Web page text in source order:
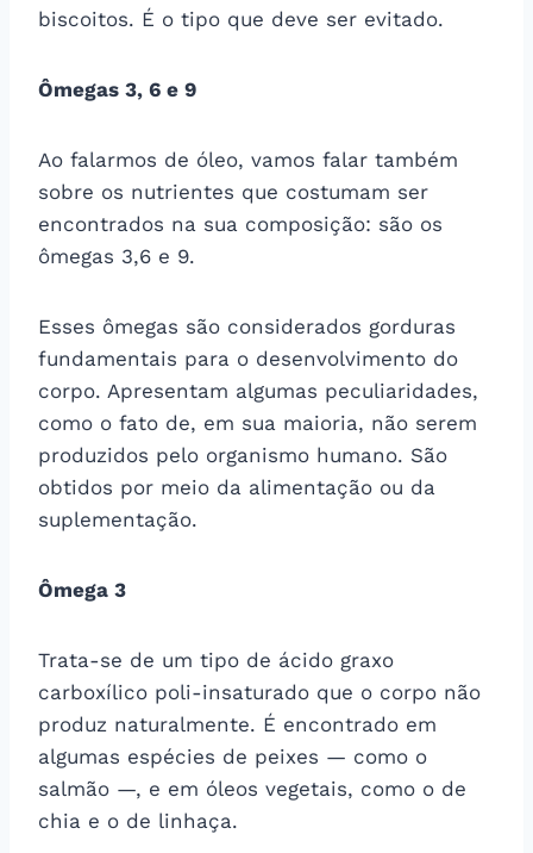
biscoitos. É o tipo que deve ser evitado.
Ômegas 3, 6 e 9
Ao falarmos de óleo, vamos falar também
sobre os nutrientes que costumam ser
encontrados na sua composição: são os
ômegas 3,6 e 9.
Esses ômegas são considerados gorduras
fundamentais para o desenvolvimento do
corpo. Apresentam algumas peculiaridades,
como o fato de, em sua maioria, não serem
produzidos pelo organismo humano. São
obtidos por meio da alimentação ou da
suplementação.
Ômega 3
Trata-se de um tipo de ácido graxo
carboxílico poli-insaturado que o corpo não
produz naturalmente. É encontrado em
algumas espécies de peixes — como o
salmão —, e em óleos vegetais, como o de
chia e o de linhaça.